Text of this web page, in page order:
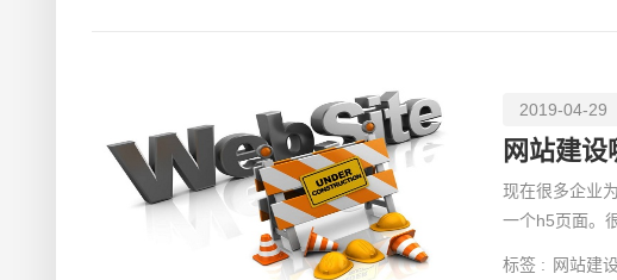
2019-04-29
现在很多企业
一个h5页面。
标签 : 网站建